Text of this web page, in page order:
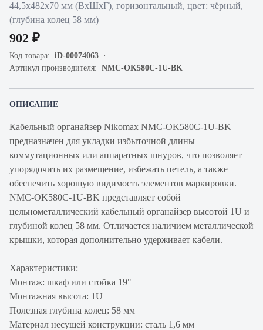
44,5х482х70 мм (ВхШхГ), горизонтальный, цвет: чёрный,
(глубина колец 58 мм)
902 ₽
Код товара: iD-00074063
Артикул производителя: NMC-OK580C-1U-BK
ОПИСАНИЕ
Кабельный органайзер Nikomax NMC-OK580C-1U-BK
предназначен для укладки избыточной длины
коммутационных или аппаратных шнуров, что позволяет
упорядочить их размещение, избежать петель, а также
обеспечить хорошую видимость элементов маркировки.
NMC-OK580C-1U-BK представляет собой
цельнометаллический кабельный органайзер высотой 1U и
глубиной колец 58 мм. Отличается наличием металлической
крышки, которая дополнительно удерживает кабели.
Характеристики:
Монтаж: шкаф или стойка 19"
Монтажная высота: 1U
Полезная глубина колец: 58 мм
Материал несущей конструкции: сталь 1,6 мм